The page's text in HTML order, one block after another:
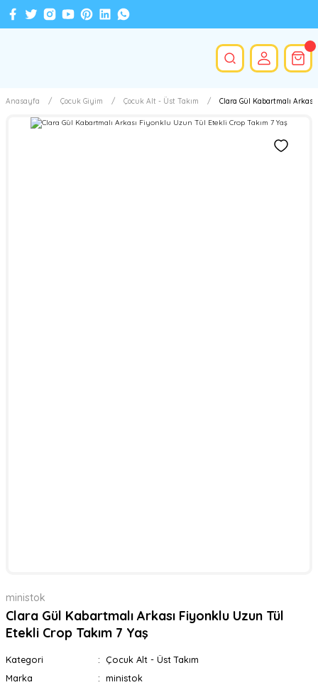
Anasayfa Çocuk Giyim Çocuk Alt - Üst Takım Clara Gül Kabartmalı
ministok
Clara Gül Kabartmalı Arkası Fiyonklu Uzun Tül
Etekli Crop Takım 7 Yaş
Kategori
Çocuk Alt - Üst Takım
Marka
ministok